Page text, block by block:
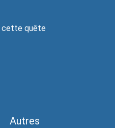
cette quête
Autres